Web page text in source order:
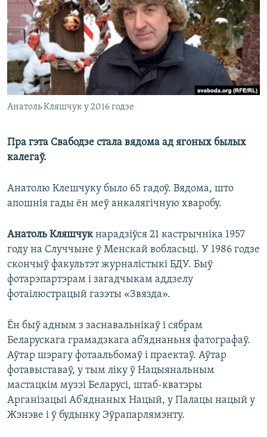
КУЛЬТУРА
КАЛЯНДАР
МОВА
НА ХВАЛЯХ СВАБОДЫ
Анатоль Кляшчук у 2016 годзе
Пра гэта Свабодзе стала вядома ад ягоных былых
калегаў.
Анатолю Клешчуку было 65 гадоў. Вядома, што
апошнія гады ён меў анкалягічную хваробу.
Анатоль Кляшчукнарадзіўся 21 кастрычніка 1957
году на Случчыне ў Менскай вобласьці. У 1986 годзе
скончыў факультэт журналістыкі БДУ. Быў
фотарэпартэрам і загадчыкам аддзелу
фотаілюстрацый газэты «Звязда».
Ён быў адным з заснавальнікаў і сябрам
Беларускага грамадзкага аб’яднаньня фатографаў.
Аўтар шэрагу фотаальбомаў і праектаў. Аўтар
фотавыставаў, у тым ліку ў Нацыянальным
мастацкім музэі Беларусі, штаб-кватэры
Арганізацыі Аб’яднаных Нацый, у Палацы нацый у
Жэнэве і ў будынку Эўрапарлямэнту.